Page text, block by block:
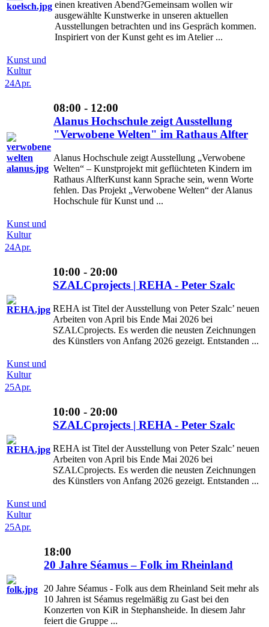
einen kreativen Abend?Gemeinsam wollen wir
ausgewählte Kunstwerke in unseren aktuellen
Ausstellungen betrachten und ins Gespräch kommen.
Inspiriert von der Kunst geht es im Atelier ...
Kunst und
Kultur
24Apr.
08:00 - 12:00
Alanus Hochschule zeigt Ausstellung
"Verwobene Welten" im Rathaus Alfter
Alanus Hochschule zeigt Ausstellung „Verwobene
Welten“ – Kunstprojekt mit geflüchteten Kindern im
Rathaus AlfterKunst kann Sprache sein, wenn Worte
fehlen. Das Projekt „Verwobene Welten“ der Alanus
Hochschule für Kunst und ...
Kunst und
Kultur
24Apr.
10:00 - 20:00
SZALCprojects | REHA - Peter Szalc
REHA ist Titel der Ausstellung von Peter Szalc’ neuen
Arbeiten von April bis Ende Mai 2026 bei
SZALCprojects. Es werden die neusten Zeichnungen
des Künstlers von Anfang 2026 gezeigt. Entstanden ...
Kunst und
Kultur
25Apr.
10:00 - 20:00
SZALCprojects | REHA - Peter Szalc
REHA ist Titel der Ausstellung von Peter Szalc’ neuen
Arbeiten von April bis Ende Mai 2026 bei
SZALCprojects. Es werden die neusten Zeichnungen
des Künstlers von Anfang 2026 gezeigt. Entstanden ...
Kunst und
Kultur
25Apr.
18:00
20 Jahre Séamus – Folk im Rheinland
20 Jahre Séamus - Folk aus dem Rheinland Seit mehr als
10 Jahren ist Séamus regelmäßig zu Gast bei den
Konzerten von KiR in Stephansheide. In diesem Jahr
feiert die Gruppe ...